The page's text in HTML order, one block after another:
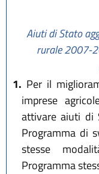
Aiuti di Stato
rurale 2007-
1. Per il
imprese
attivare aiuti di
Programma di
stesse
Programma